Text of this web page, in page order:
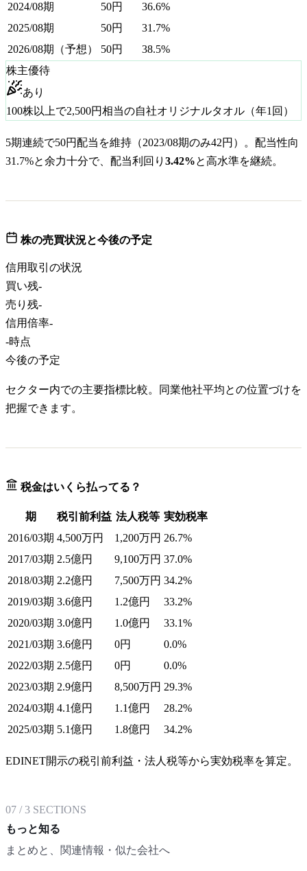
2024/08期
50円
36.6%
2025/08期
50円
31.7%
2026/08期（予想）
50円
38.5%
株主優待
あり
100株以上で2,500円相当の自社オリジナルタオル（年1回）
5期連続で50円配当を維持（2023/08期のみ42円）。配当性向
31.7%と余力十分で、配当利回り 3.42%と高水準を継続。
株の売買状況と今後の予定
信用取引の状況
買い残-
売り残-
信用倍率-
-時点
今後の予定
セクター内での主要指標比較。同業他社平均との位置づけを
把握できます。
税金はいくら払ってる？
期 税引前利益 法人税等 実効税率
2016/03期 4,500万円 1,200万円 26.7%
2017/03期 2.5億円 9,100万円 37.0%
2018/03期 2.2億円 7,500万円 34.2%
2019/03期 3.6億円 1.2億円
33.2%
2020/03期 3.0億円 1.0億円
33.1%
2021/03期 3.6億円 0円
0.0%
2022/03期 2.5億円 0円
0.0%
2023/03期 2.9億円 8,500万円 29.3%
2024/03期 4.1億円 1.1億円
28.2%
2025/03期 5.1億円 1.8億円 34.2%
EDINET開示の税引前利益・法人税等から実効税率を算定。
07 /3 SECTIONS
もっと知る
まとめと、関連情報・似た会社へ